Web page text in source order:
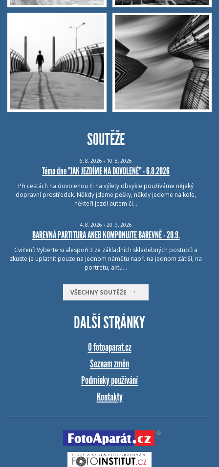
SOUTĚŽE
6. 8. 2026 - 10. 8. 2026
Téma dne "JAK JEZDÍME NA DOVOLENÉ" - 6.8.2026
Při cestách na dovolenou či na výlety obvykle používáme nějaký
dopravní prostředek. Někdy jdeme pěšky, někdy jedeme na kole,
někteří jezdí autem či…
4. 8. 2026 - 20. 9. 2026
BAREVNÁ PARTITURA ANEB KOMPONUJTE BAREVNĚ - 20.9.
Cvičení: Vyberte si alespoň 3 ze základních skladebných postupů a
zkuste je uplatnit pouze na jednom námětu např. na jednom zátiší, na
portrétu, aktu…
VŠECHNY SOUTĚŽE
DALŠÍ STRÁNKY
O fotoaparat.cz
Seznam změn
Podmínky používání
Kontakty